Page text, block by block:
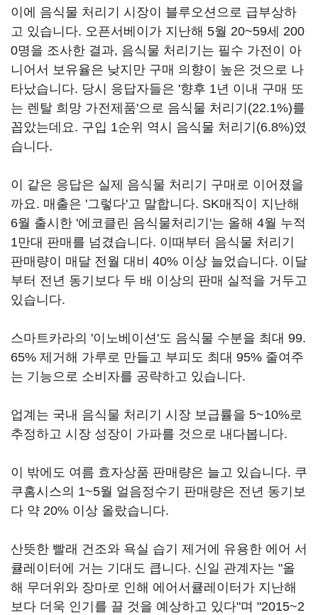
이에 음식물 처리기 시장이 블루오션으로 급부상하
고 있습니다. 오픈서베이가 지난해 5월 20~59세 200
0명을 조사한 결과, 음식물 처리기는 필수 가전이 아
니어서 보유율은 낮지만 구매 의향이 높은 것으로 나
타났습니다. 당시 응답자들은 '향후 1년 이내 구매 또
는 렌탈 희망 가전제품'으로 음식물 처리기(22.1%)를
꼽았는데요. 구입 1순위 역시 음식물 처리기(6.8%)였
습니다.
이 같은 응답은 실제 음식물 처리기 구매로 이어졌을
까요. 매출은 '그렇다'고 말합니다. SK매직이 지난해
6월 출시한 '에코클린 음식물처리기'는 올해 4월 누적
1만대 판매를 넘겼습니다. 이때부터 음식물 처리기
판매량이 매달 전월 대비 40% 이상 늘었습니다. 이달
부터 전년 동기보다 두 배 이상의 판매 실적을 거두고
있습니다.
스마트카라의 '이노베이션'도 음식물 수분을 최대 99.
65% 제거해 가루로 만들고 부피도 최대 95% 줄여주
는 기능으로 소비자를 공략하고 있습니다.
업계는 국내 음식물 처리기 시장 보급률을 5~10%로
추정하고 시장 성장이 가파를 것으로 내다봅니다.
이 밖에도 여름 효자상품 판매량은 늘고 있습니다. 쿠
쿠홈시스의 1~5월 얼음정수기 판매량은 전년 동기보
다 약 20% 이상 올랐습니다.
산뜻한 빨래 건조와 욕실 습기 제거에 유용한 에어 서
큘레이터에 거는 기대도 큽니다. 신일 관계자는 "올
해 무더위와 장마로 인해 에어서큘레이터가 지난해
보다 더욱 인기를 끌 것을 예상하고 있다"며 "2015~2